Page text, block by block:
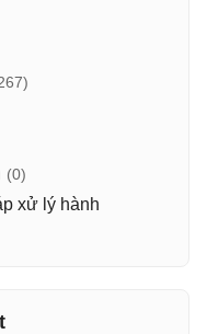
(0)
xử lý hành